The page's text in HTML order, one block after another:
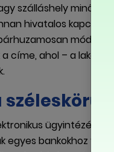
szálláshely minősül
hivatalos
címe, ahol – a
széleskörű
ügyintézésben
egyes bankokhoz